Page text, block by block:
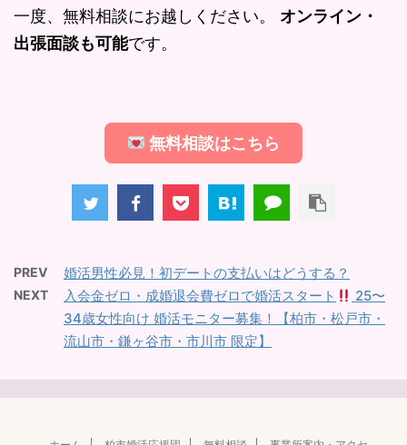
一度、無料相談にお越しください。 オンライン・
出張面談も可能です。
無料相談はこちら
PREV 婚活男性必見！初デートの支払いはどうする？
NEXT 入会金ゼロ・成婚退会費ゼロで婚活スタート
25〜
34歳女性向け 婚活モニター募集！【柏市・松戸市・
流山市・鎌ヶ谷市・市川市 限定】